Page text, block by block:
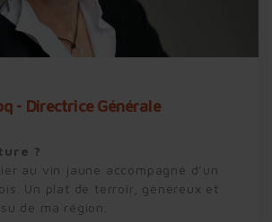
- Directrice Générale
?
au vin jaune accompagné d’un
Un plat de terroir, généreux et
de ma région.